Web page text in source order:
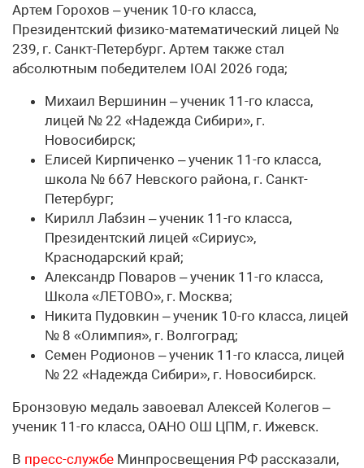
Артем Горохов – ученик 10-го класса,
Президентский физико-математический лицей №
239, г. Санкт-Петербург. Артем также стал
абсолютным победителем IOAI 2026 года;
Михаил Вершинин – ученик 11-го класса,
лицей № 22 «Надежда Сибири», г.
Новосибирск;
Елисей Кирпиченко – ученик 11-го класса,
школа № 667 Невского района, г. Санкт-
Петербург;
Кирилл Лабзин – ученик 11-го класса,
Президентский лицей «Сириус»,
Краснодарский край;
Александр Поваров – ученик 11-го класса,
Школа «ЛЕТОВО», г. Москва;
Никита Пудовкин – ученик 10-го класса, лицей
№ 8 «Олимпия», г. Волгоград;
Семен Родионов – ученик 11-го класса, лицей
№ 22 «Надежда Сибири», г. Новосибирск.
Бронзовую медаль завоевал Алексей Колегов –
ученик 11-го класса, ОАНО ОШ ЦПМ, г. Ижевск.
В пресс-службе Минпросвещения РФ рассказали,